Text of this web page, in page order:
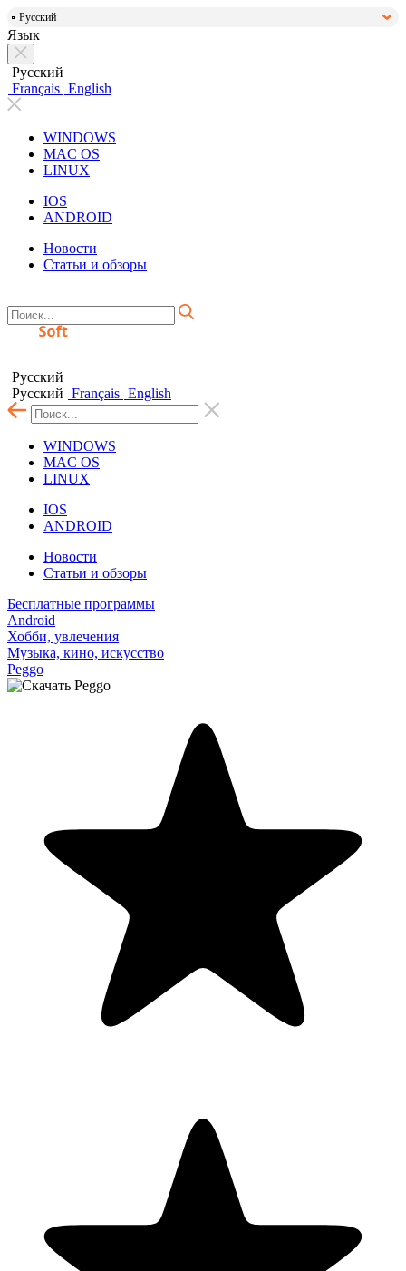
Русский
Язык
Русский
Français English
WINDOWS
MAC OS
LINUX
IOS
ANDROID
Новости
Статьи и обзоры
Русский
Русский Français English
WINDOWS
MAC OS
LINUX
IOS
ANDROID
Новости
Статьи и обзоры
Бесплатные программы
Android
Хобби, увлечения
Музыка, кино, искусство
Peggo